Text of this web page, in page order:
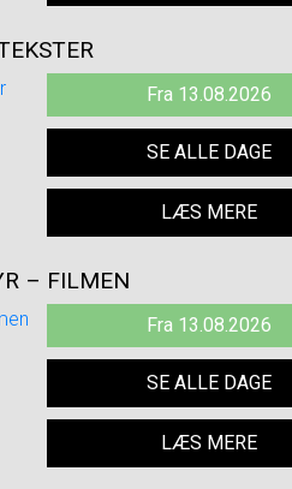
Fra 13.08.2026
SE ALLE DAGE
LÆS MERE
– FILMEN
Fra 13.08.2026
SE ALLE DAGE
LÆS MERE